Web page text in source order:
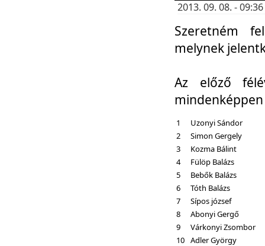
2013. 09. 08. -
Szeretném
melynek
Az előző
1
Uzonyi Sándor
2
Simon Gergely
3
Kozma Bálint
4
Fülöp Balázs
5
Bebők Balázs
6
Tóth Balázs
7
Sípos józsef
8
Abonyi Gergő
9
Várkonyi Zsombor
10 Adler György